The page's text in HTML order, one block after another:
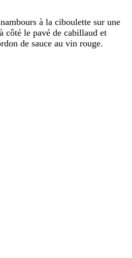
à la ciboulette sur une
côté le pavé de cabillaud et
de sauce au vin rouge.